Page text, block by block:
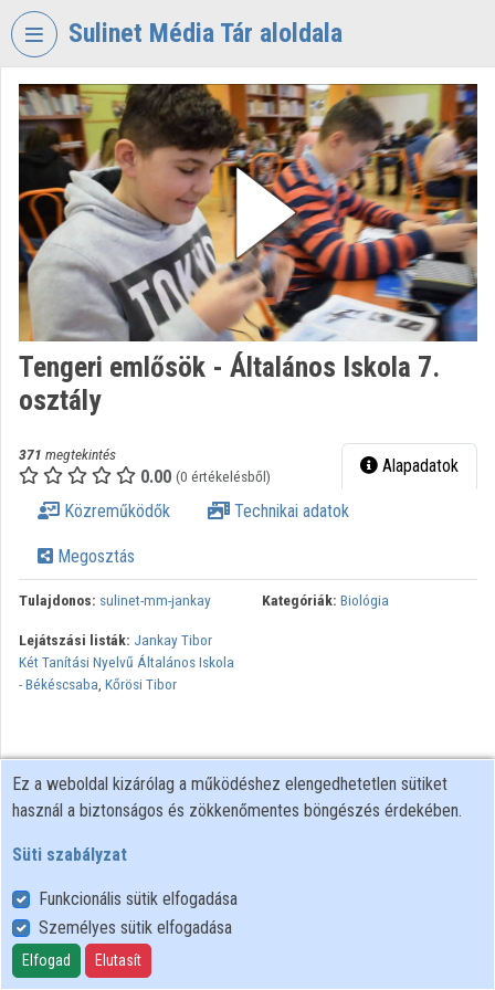
Fejléc kihagyása
Sulinet Média Tár aloldala
VIDEOTORIUM
SULINET
MÉDIA
TÁR
Intézményi kezdőlap
Bejelentkezés
Kategóriák
Intézményi listák
Tengeri emlősök - Általános Iskola 7.
osztály
371 megtekintés
0.00 (0 értékelésből) Alapadatok
Közreműködők Technikai adatok
Megosztás
Tulajdonos: sulinet-mm-jankay Kategóriák: Biológia
Lejátszási listák: Jankay Tibor
Két Tanítási Nyelvű Általános Iskola
- Békéscsaba, Kőrösi Tibor
Felhasználói szabályzat
Adatkezelési tájékoztató
Süti szabályzat
Ez a weboldal kizárólag a működéshez elengedhetetlen sütiket
használ a biztonságos és zökkenőmentes böngészés érdekében.
Süti szabályzat
Funkcionális sütik elfogadása
Személyes sütik elfogadása
Elfogad Elutasít